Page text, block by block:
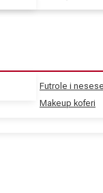
Futrole i
Makeup koferi